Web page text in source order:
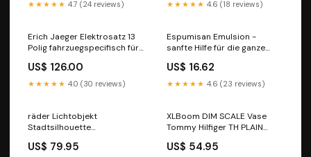
★★★★★ 4.7 (24 reviews) ★★★★★ 4.6 (18 reviews)
Erich Jaeger Elektrosatz 13
Polig fahrzuegspecifisch für
(mit/ohne Vorbereitung) von
09/2019 ^ID_A006B5^
US$ 126.00
★★★★★ 4.0 (30 reviews)
Espumisan Emulsion -
sanfte Hilfe für die ganze
Marke_mibe
US$ 16.62
★★★★★ 4.6 (23 reviews)
räder Lichtobjekt
Stadtsilhouette
Toilettenbürste
US$ 79.95
XLBoom DIM SCALE Vase
Tommy Hilfiger TH PLAIN
US$ 54.95